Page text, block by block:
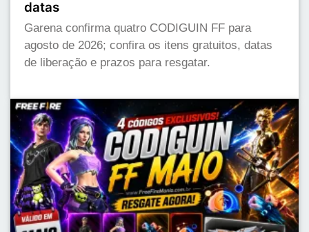
datas
Garena confirma quatro CODIGUIN FF para
agosto de 2026; confira os itens gratuitos, datas
de liberação e prazos para resgatar.